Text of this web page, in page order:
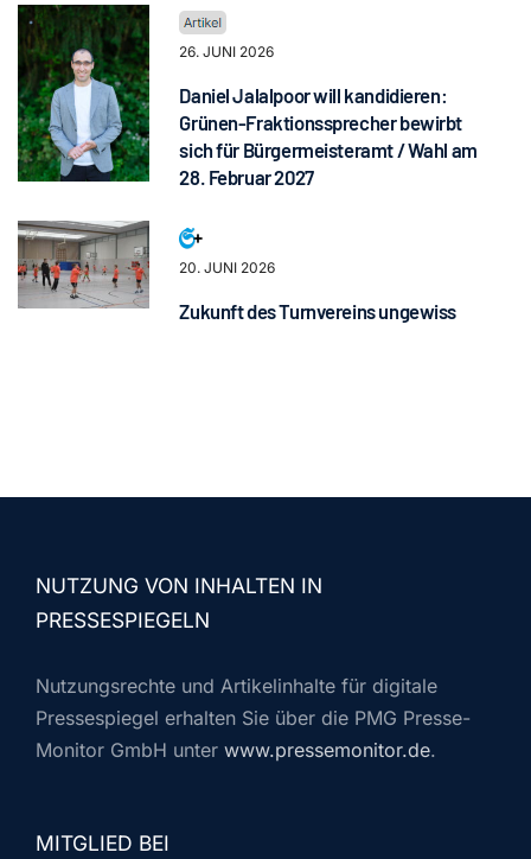
26. JUNI 2026
Daniel Jalalpoor will kandidieren:
Grünen-Fraktionssprecher bewirbt
sich für Bürgermeisteramt / Wahl am
28. Februar 2027
20. JUNI 2026
Zukunft des Turnvereins ungewiss
NUTZUNG VON INHALTEN IN
PRESSESPIEGELN
Nutzungsrechte und Artikelinhalte für digitale
Pressespiegel erhalten Sie über die PMG Presse-
Monitor GmbH unter www.pressemonitor.de.
MITGLIED BEI